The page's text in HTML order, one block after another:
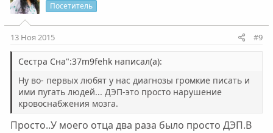
т
н
ы
й
о
т
ы
й
о
Посетитель
13 Ноя 2015 #9
Сестра Сна":37m9fehk написал(а):
Ну во- первых любят у нас диагнозы громкие писать и
ими пугать людей... ДЭП-это просто нарушение
кровоснабжения мозга.
Просто..У моего отца два раза было просто ДЭП.В